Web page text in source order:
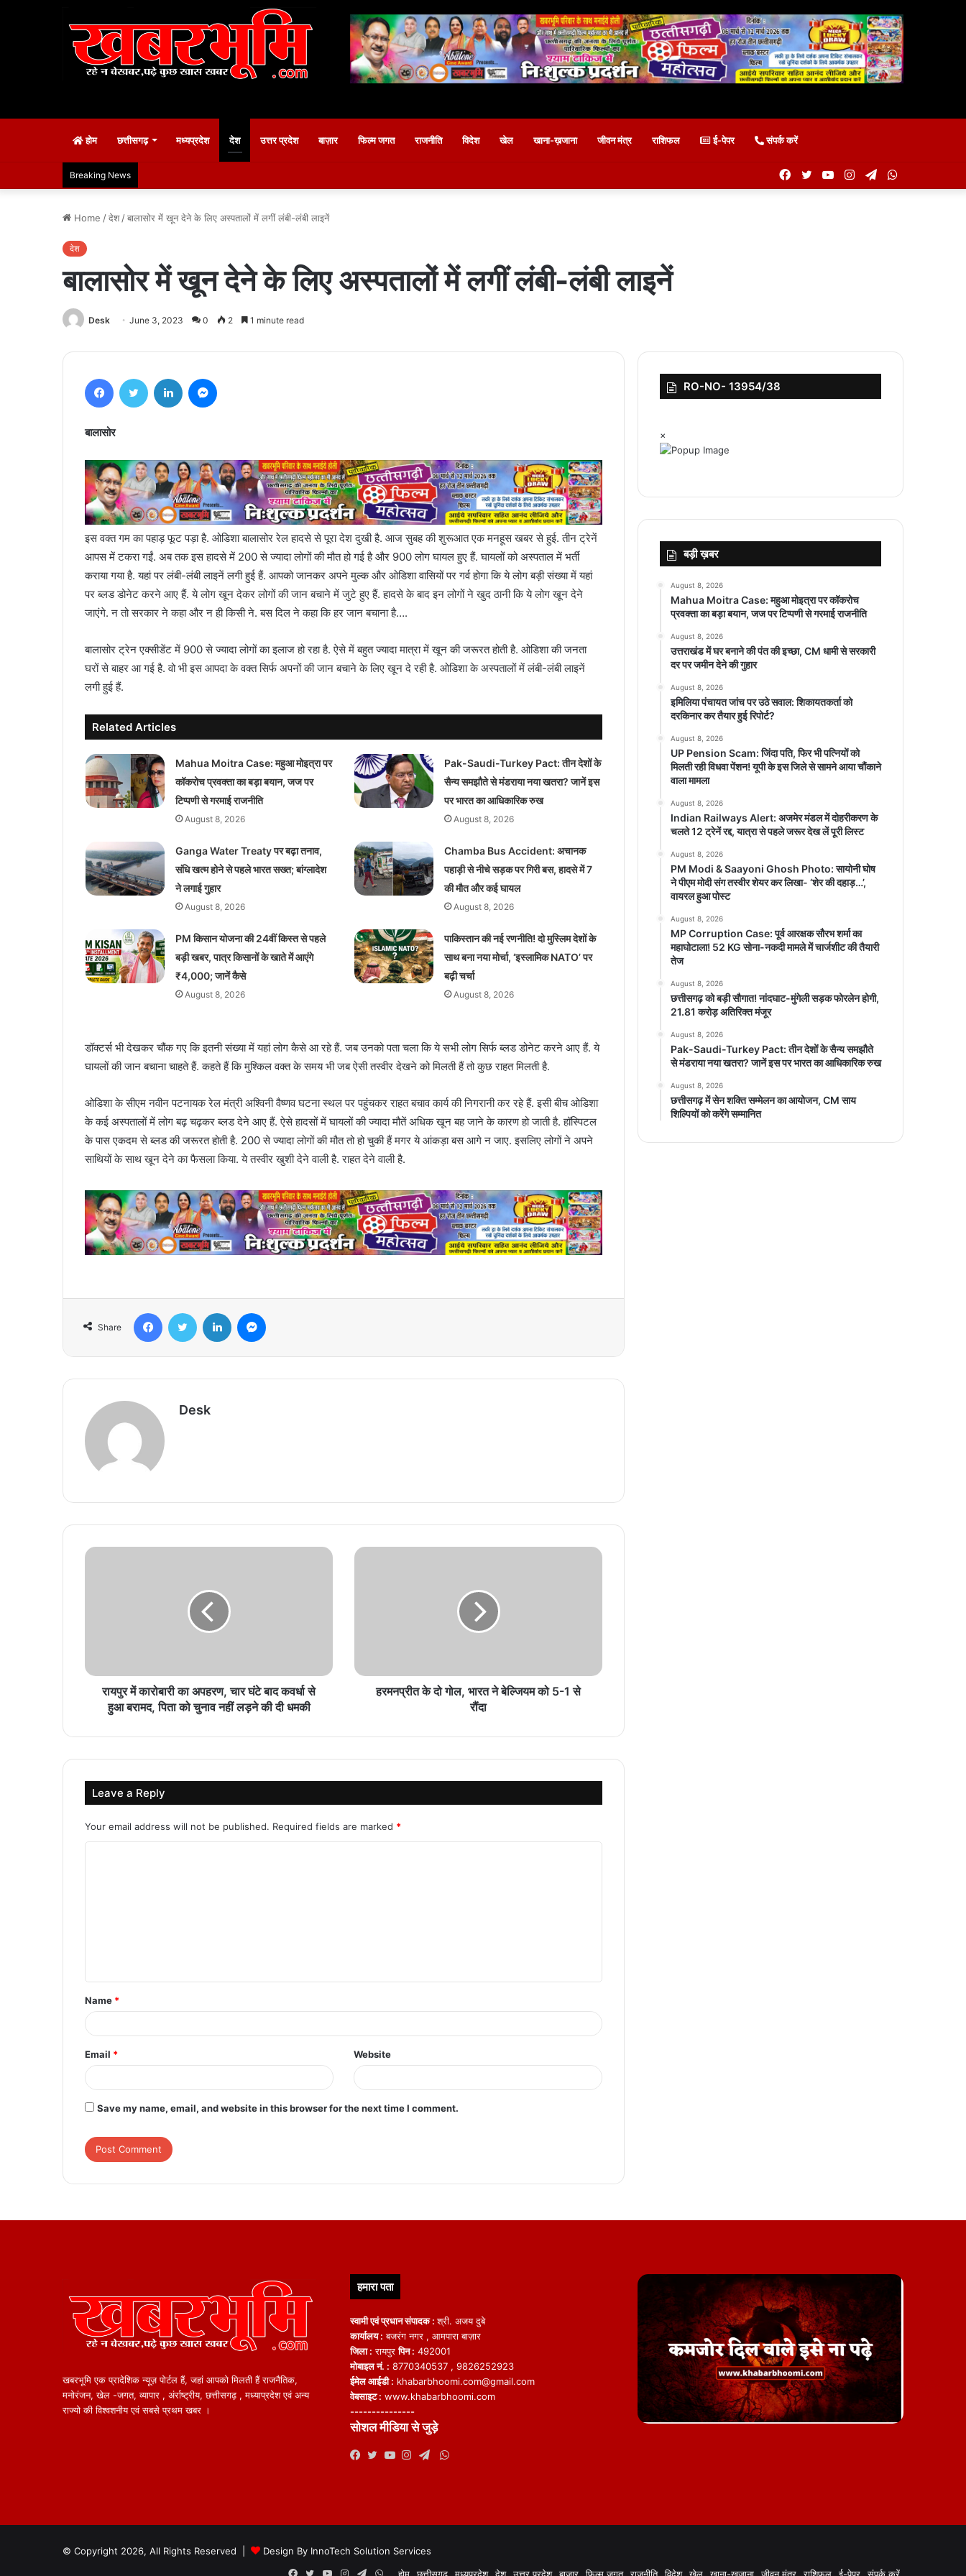
होम छत्तीसगढ़ मध्यप्रदेश देश उत्तर प्रदेश बाज़ार फिल्म जगत राजनीति विदेश खेल खाना-ख़जाना जीवन मंत्र राशिफल ई-पेपर संपर्क करें
Breaking News Telegram
Instagram
YouTube
Twitter
Facebook
Home /देश /बालासोर में खून देने के लिए अस्पतालों में लगीं लंबी-लंबी लाइनें
देश
बालासोर में खून देने के लिए अस्पतालों में लगीं लंबी-लंबी लाइनें
Desk June 3, 2023 0 2 1 minute read
बालासोर
इस वक्त गम का पहाड़ फूट पड़ा है. ओडिशा बालासोर रेल हादसे से पूरा देश दुखी है. आज सुबह की शुरूआत एक मनहूस खबर से हुई. तीन ट्रेनें
आपस में टकरा गईं. अब तक इस हादसे में 200 से ज्यादा लोगों की मौत हो गई है और 900 लोग घायल हुए हैं. घायलों को अस्पताल में भर्ती
कराया गया है. यहां पर लंबी-लंबी लाइनें लगी हुई हैं. आपको जानकर अपने मुल्क और ओडिशा वासियों पर गर्व होगा कि ये लोग बड़ी संख्या में यहां
पर ब्लड डोनेट करने आए हैं. ये लोग खून देकर लोगों की जान बचाने में जुटे हुए हैं. हादसे के बाद इन लोगों ने खुद ठानी कि ये लोग खून देने
जाएंगे. न तो सरकार ने कहा और न ही किसी ने. बस दिल ने कहा कि हर जान बचाना है….
बालासोर ट्रेन एक्सीडेंट में 900 से ज्यादा लोगों का इलाज हो रहा है. ऐसे में बहुत ज्यादा मात्रा में खून की जरूरत होती है. ओडिशा की जनता
घरों से बाहर आ गई है. वो भी इस आपदा के वक्त सिर्फ अपनों की जान बचाने के लिए खून दे रही है. ओडिशा के अस्पतालों में लंबी-लंबी लाइनें
लगी हुई हैं.
Related Articles
Mahua Moitra Case: महुआ मोइत्रा पर
कॉकरोच प्रवक्ता का बड़ा बयान, जज पर
टिप्पणी से गरमाई राजनीति
August 8, 2026
Pak-Saudi-Turkey Pact: तीन देशों के
सैन्य समझौते से मंडराया नया खतरा? जानें इस
पर भारत का आधिकारिक रुख
August 8, 2026
Ganga Water Treaty पर बढ़ा तनाव,
संधि खत्म होने से पहले भारत सख्त; बांग्लादेश
ने लगाई गुहार
August 8, 2026
Chamba Bus Accident: अचानक
पहाड़ी से नीचे सड़क पर गिरी बस, हादसे में 7
की मौत और कई घायल
August 8, 2026
PM किसान योजना की 24वीं किस्त से पहले
बड़ी खबर, पात्र किसानों के खाते में आएंगे
₹4,000; जानें कैसे
August 8, 2026
पाकिस्तान की नई रणनीति! दो मुस्लिम देशों के
साथ बना नया मोर्चा, ‘इस्लामिक NATO’ पर
बढ़ी चर्चा
August 8, 2026
डॉक्टर्स भी देखकर चौंक गए कि इतनी संख्या में यहां लोग कैसे आ रहे हैं. जब उनको पता चला कि ये सभी लोग सिर्फ ब्लड डोनेट करने आए हैं. ये
घायलों की जान बचाना चाहते हैं. कहते हैं कि मुश्किल वक्त के समय भी जब ऐसी तस्वीर देखने को मिलती हैं तो कुछ राहत मिलती है.
ओडिशा के सीएम नवीन पटनायक रेल मंत्री अश्विनी वैष्णव घटना स्थल पर पहुंचकर राहत बचाव कार्य की निगरानी कर रहे हैं. इसी बीच ओडिशा
के कई अस्पतालों में लोग बढ़ चढ़कर ब्लड देने आए हैं. ऐसे हादसों में घायलों की ज्यादा मौतें अधिक खून बह जाने के कारण हो जाती है. हॉस्पिटल
के पास एकदम से ब्लड की जरूरत होती है. 200 से ज्यादा लोगों की मौत तो हो चुकी हैं मगर ये आंकड़ा बस आगे न जाए. इसलिए लोगों ने अपने
साथियों के साथ खून देने का फैसला किया. ये तस्वीर खुशी देने वाली है. राहत देने वाली है.
Share
Desk
रायपुर में कारोबारी का अपहरण, चार घंटे बाद कवर्धा से
हुआ बरामद, पिता को चुनाव नहीं लड़ने की दी धमकी
हरमनप्रीत के दो गोल, भारत ने बेल्जियम को 5-1 से
रौंदा
Leave a Reply
Your email address will not be published. Required fields are marked *
t
*
Name *
Email * Website
Save my name, email, and website in this browser for the next time I comment.
RO-NO- 13954/38
×
बड़ी ख़बर
August 8, 2026
Mahua Moitra Case: महुआ मोइत्रा पर कॉकरोच
प्रवक्ता का बड़ा बयान, जज पर टिप्पणी से गरमाई राजनीति
August 8, 2026
उत्तराखंड में घर बनाने की पंत की इच्छा, CM धामी से सरकारी
दर पर जमीन देने की गुहार
August 8, 2026
इमिलिया पंचायत जांच पर उठे सवाल: शिकायतकर्ता को
दरकिनार कर तैयार हुई रिपोर्ट?
August 8, 2026
UP Pension Scam: जिंदा पति, फिर भी पत्नियों को
मिलती रही विधवा पेंशन! यूपी के इस जिले से सामने आया चौंकाने
वाला मामला
August 8, 2026
Indian Railways Alert: अजमेर मंडल में दोहरीकरण के
चलते 12 ट्रेनें रद्द, यात्रा से पहले जरूर देख लें पूरी लिस्ट
August 8, 2026
PM Modi & Saayoni Ghosh Photo: सायोनी घोष
ने पीएम मोदी संग तस्वीर शेयर कर लिखा- ‘शेर की दहाड़…’,
वायरल हुआ पोस्ट
August 8, 2026
MP Corruption Case: पूर्व आरक्षक सौरभ शर्मा का
महाघोटाला! 52 KG सोना-नकदी मामले में चार्जशीट की तैयारी
तेज
August 8, 2026
छत्तीसगढ़ को बड़ी सौगात! नांदघाट-मुंगेली सड़क फोरलेन होगी,
21.81 करोड़ अतिरिक्त मंजूर
August 8, 2026
Pak-Saudi-Turkey Pact: तीन देशों के सैन्य समझौते
से मंडराया नया खतरा? जानें इस पर भारत का आधिकारिक रुख
August 8, 2026
छत्तीसगढ़ में सेन शक्ति सम्मेलन का आयोजन, CM साय
शिल्पियों को करेंगे सम्मानित
खबरभूमि एक प्रादेशिक न्यूज़ पोर्टल हैं, जहां आपको मिलती हैं राजनैतिक,
मनोरंजन, खेल -जगत, व्यापार , अंर्राष्ट्रीय, छत्तीसगढ़ , मध्याप्रदेश एवं अन्य
राज्यो की विश्वशनीय एवं सबसे प्रथम खबर ।
हमारा पता
स्वामी एवं प्रधान संपादक :श्री. अजय दुबे
कार्यालय : बजरंग नगर , आमपारा बाज़ार
जिला : रायपुरपिन : 492001
मोबाइल नं. : 8770340537 , 9826252923
ईमेल आईडी : khabarbhoomi.com@gmail.com
वेबसाइट : www.khabarbhoomi.com
---------------
सोशल मीडिया से जुड़े
© Copyright 2026, All Rights Reserved | Design By InnoTech Solution Services